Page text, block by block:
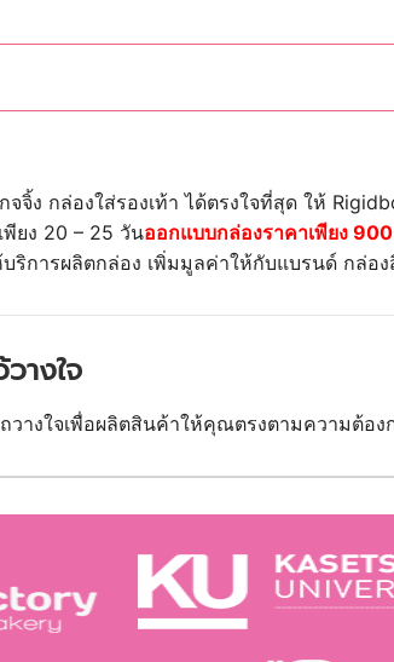
จจิ้ง กล่องใส่รองเท้าได้ตรงใจที่สุด ให้
พียง 20 – 25 วันออกแบบกล่องราคาเพียง
ริการผลิตกล่อง เพิ่มมูลค่าให้กับแบรนด์ กล่อ
างใจ
างใจเพื่อผลิตสินค้าให้คุณตรงตามความต้อง